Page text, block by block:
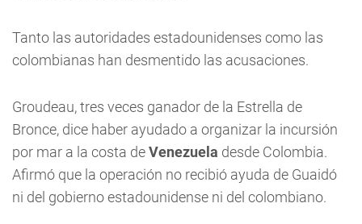
Tanto las autoridades estadounidenses como las
colombianas han desmentido las acusaciones.
Groudeau, tres veces ganador de la Estrella de
Bronce, dice haber ayudado a organizar la incursión
por mar a la costa deVenezuela desde Colombia.
Afirmó que la operación no recibió ayuda de Guaidó
ni del gobierno estadounidense ni del colombiano.